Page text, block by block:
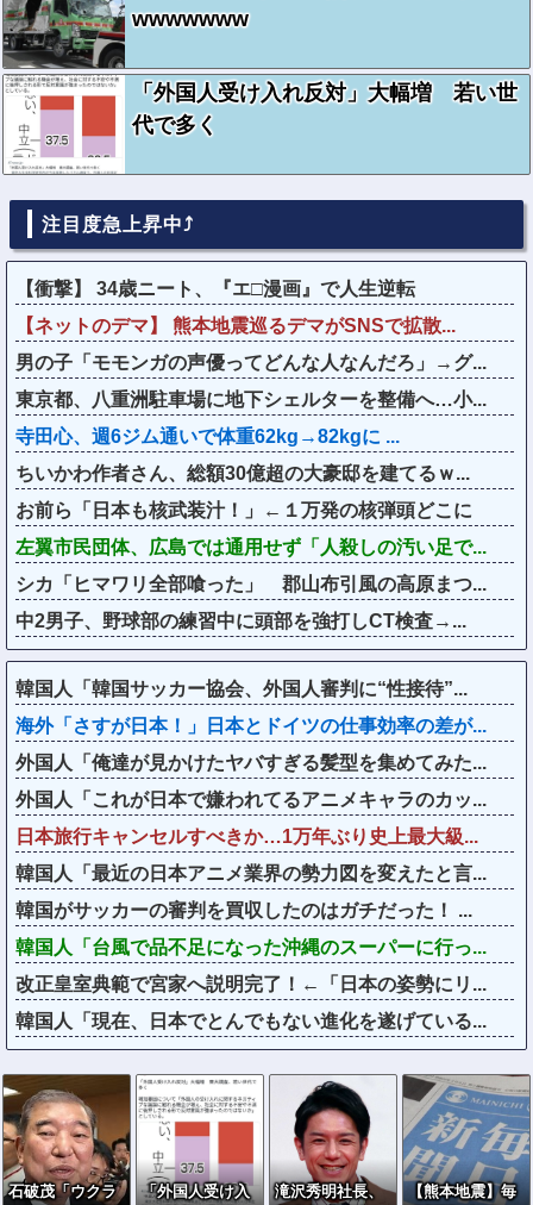
wwwwwww
「外国人受け入れ反対」大幅増 若い世
代で多く
注目度急上昇中⤴
【衝撃】 34歳ニート、『エ□漫画』で人生逆転
【ネットのデマ】 熊本地震巡るデマがSNSで拡散...
男の子「モモンガの声優ってどんな人なんだろ」→グ...
東京都、八重洲駐車場に地下シェルターを整備へ…小...
寺田心、週6ジム通いで体重62kg→82kgに ...
ちいかわ作者さん、総額30億超の大豪邸を建てるｗ...
お前ら「日本も核武装汁！」←１万発の核弾頭どこに
左翼市民団体、広島では通用せず「人殺しの汚い足で...
シカ「ヒマワリ全部喰った」 郡山布引風の高原まつ...
中2男子、野球部の練習中に頭部を強打しCT検査→...
韓国人「韓国サッカー協会、外国人審判に“性接待”...
海外「さすが日本！」日本とドイツの仕事効率の差が...
外国人「俺達が見かけたヤバすぎる髪型を集めてみた...
外国人「これが日本で嫌われてるアニメキャラのカッ...
日本旅行キャンセルすべきか…1万年ぶり史上最大級...
韓国人「最近の日本アニメ業界の勢力図を変えたと言...
韓国がサッカーの審判を買収したのはガチだった！ ...
韓国人「台風で品不足になった沖縄のスーパーに行っ...
改正皇室典範で宮家へ説明完了！←「日本の姿勢にリ...
韓国人「現在、日本でとんでもない進化を遂げている...
石破茂「ウクラ
「外国人受け入
滝沢秀明社長、
【熊本地震】毎